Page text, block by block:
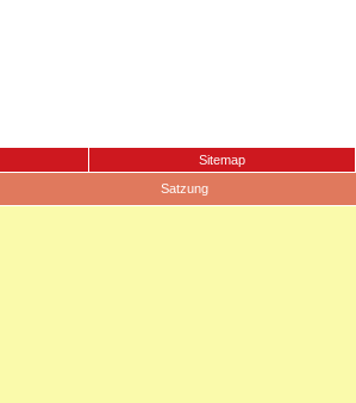
Sitemap
Satzung